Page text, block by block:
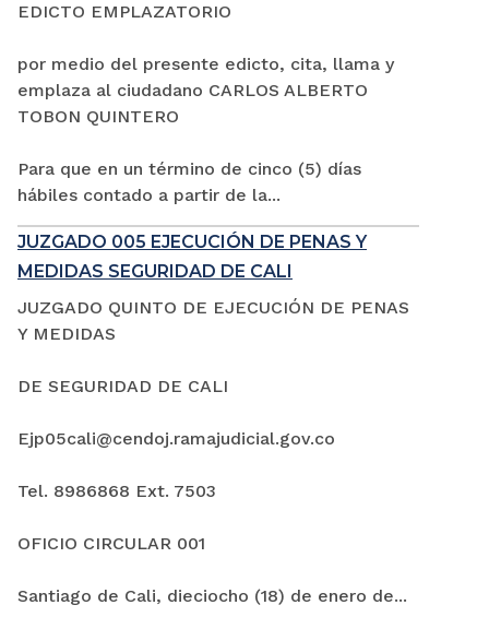
EDICTO EMPLAZATORIO
por medio del presente edicto, cita, llama y
emplaza al ciudadano CARLOS ALBERTO
TOBON QUINTERO
Para que en un término de cinco (5) días
hábiles contado a partir de la...
JUZGADO 005 EJECUCIÓN DE PENAS Y
MEDIDAS SEGURIDAD DE CALI
JUZGADO QUINTO DE EJECUCIÓN DE PENAS
Y MEDIDAS
DE SEGURIDAD DE CALI
Ejp05cali@cendoj.ramajudicial.gov.co
Tel. 8986868 Ext. 7503
OFICIO CIRCULAR 001
Santiago de Cali, dieciocho (18) de enero de...